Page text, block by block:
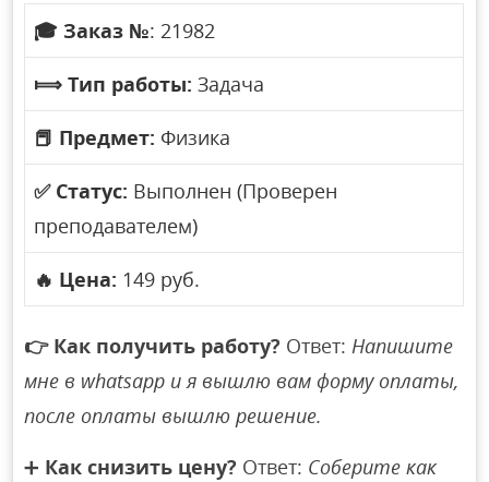
🎓 Заказ №: 21982
⟾ Тип работы: Задача
📕 Предмет: Физика
✅ Статус: Выполнен (Проверен
преподавателем)
🔥 Цена: 149 руб.
👉 Как получить работу? Ответ:Напишите
мне в whatsapp и я вышлю вам форму оплаты,
после оплаты вышлю решение.
➕ Как снизить цену? Ответ: Соберите как